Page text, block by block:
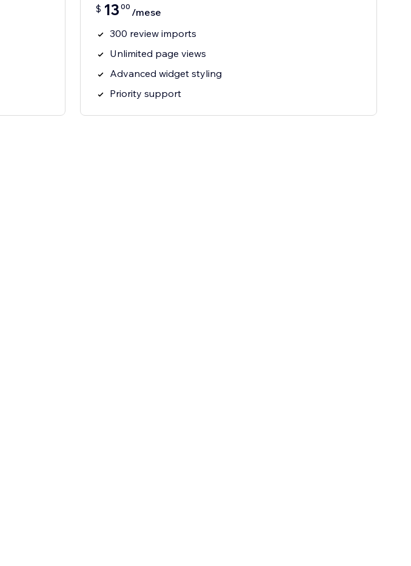
$ 13 00 /mese
300 review imports
Unlimited page views
Advanced widget styling
Priority support